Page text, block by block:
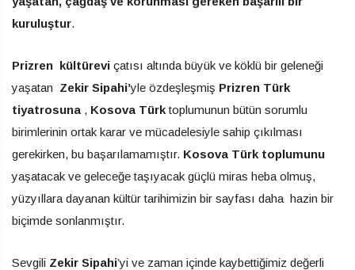
kuruluştur.
Prizren kültürevi çatısı altında büyük ve köklü bir geleneği
yaşatan Zekir Sipahi’yle özdeşleşmiş Prizren Türk
tiyatrosuna , Kosova Türktoplumunun bütün sorumlu
birimlerinin ortak karar ve mücadelesiyle sahip çıkılması
gerekirken, bu başarılamamıştır. Kosova Türk toplumunu
yaşatacak ve geleceğe taşıyacak güçlü miras heba olmuş,
yüzyıllara dayanan kültür tarihimizin bir sayfası daha hazin bir
biçimde sonlanmıştır.
Sevgili Zekir Sipahi’yi ve zaman içinde kaybettiğimiz değerli